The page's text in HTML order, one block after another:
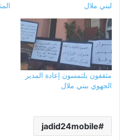
لبني ملال
مثقفون يلتمسون إعادة المدير
الجهوي ببني ملال
jadid24mobile